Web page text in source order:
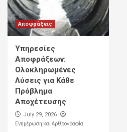
Αποφράξεις
Υπηρεσίες
Αποφράξεων:
Ολοκληρωμένες
Λύσεις για Κάθε
Πρόβλημα
Αποχέτευσης
July 29, 2026
Ενημέρωση και Αρθρογραφία